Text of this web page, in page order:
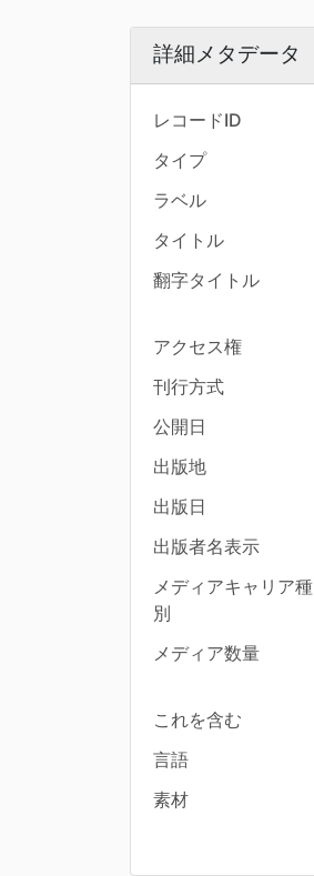
詳細メタデータ
レコードID
タイプ
ラベル
タイトル
翻字タイトル
アクセス権
刊行方式
公開日
出版地
出版日
出版者名表示
メディアキャリア種
別
メディア数量
これを含む
言語
素材